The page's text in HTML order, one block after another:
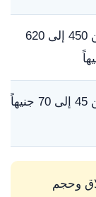
من 450 إلى 620
وحجم